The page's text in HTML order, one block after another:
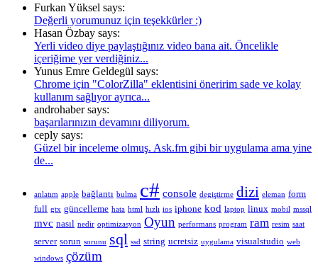
Furkan Yüksel says:
Değerli yorumunuz için teşekkürler :)
Hasan Özbay says:
Yerli video diye paylaştığınız video bana ait. Öncelikle
içeriğime yer verdiğiniz...
Yunus Emre Geldegül says:
Chrome için "ColorZilla" eklentisini öneririm sade ve kolay
kullanım sağlıyor ayrıca...
androhaber says:
başarılarınızın devamını diliyorum.
ceply says:
Güzel bir inceleme olmuş. Ask.fm gibi bir uygulama ama yine
de...
anlatım apple bağlantı bulma c# console degiştirme dizi eleman form
full gtx güncelleme hata html hızlı ios iphone kod laptop linux mobil mssql
mvc nasıl nedir optimizasyon Oyun performans program ram resim saat
server sorun sorunu sql ssd string ucretsiz uygulama visualstudio web
windows çözüm